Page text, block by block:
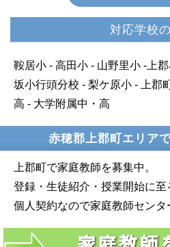
対応学校
鞍居小 - 高田小 - 山野里小 -上
坂小行頭分校 - 梨ケ原小 - 上郡
高 - 大学附属中・高
赤穂郡上郡町エリア
上郡町で家庭教師を募集中。
登録・生徒紹介・授業開始に至
個人契約なので家庭教師センタ